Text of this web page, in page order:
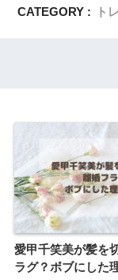
CATEGORY : ト
愛甲千笑美が髪を
ラグ？ボブにした